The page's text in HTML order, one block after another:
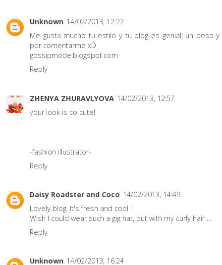
Unknown 14/02/2013, 12:22
Me gusta mucho tu estilo y tu blog es genial! un beso y
por comentarme xD
gossipmode.blogspot.com
Reply
ZHENYA ZHURAVLYOVA 14/02/2013, 12:57
your look is co cute!
-fashion illustrator-
Reply
Daisy Roadster and Coco 14/02/2013, 14:49
Lovely blog. It's fresh and cool !
Wish I could wear such a gig hat, but with my curly hair ...
Reply
Unknown 14/02/2013, 16:24